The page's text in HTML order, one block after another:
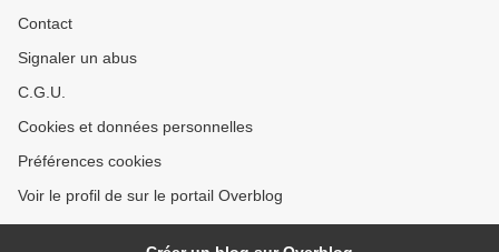
Contact
Signaler un abus
C.G.U.
Cookies et données personnelles
Préférences cookies
Voir le profil de sur le portail Overblog